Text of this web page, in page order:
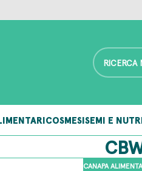
COSMESISEMI E
CANAPA